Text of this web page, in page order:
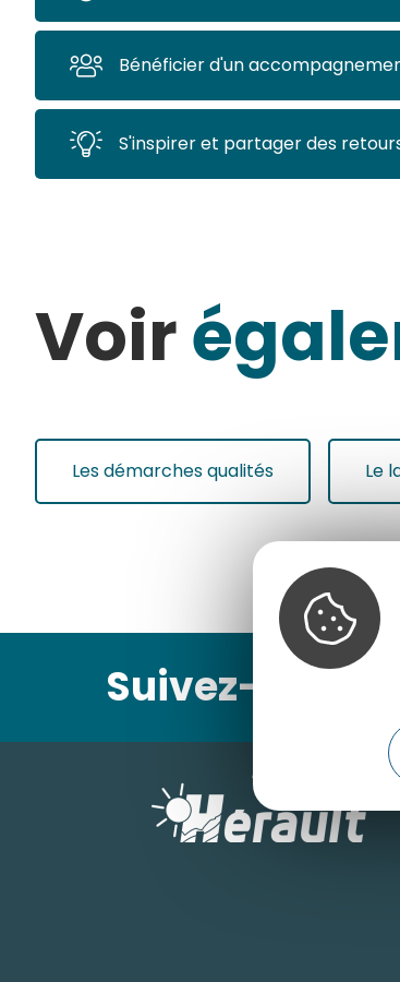
Bénéficier d'un accompagnement
Bénéficier d'un
S'inspirer et partager des retours
S'inspirer et partager des
Voir
Les démarches qualités Le
Suivez-nous